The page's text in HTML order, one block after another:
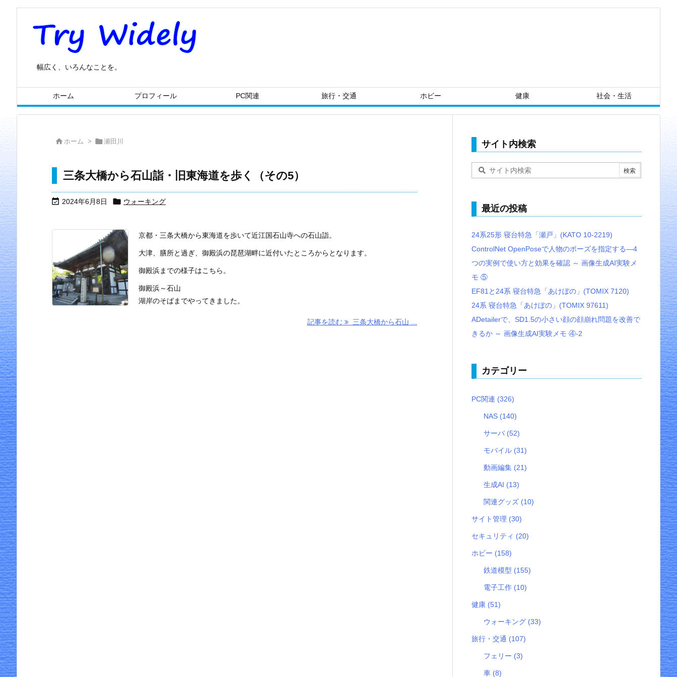
幅広く、いろんなことを。
ホーム プロフィール PC関連 旅行・交通 ホビー 健康 社会・生活
 ホーム > 瀬田川
三条大橋から石山詣・旧東海道を歩く（その5）
 2024年6月8日  ウォーキング
京都・三条大橋から東海道を歩いて近江国石山寺への石山詣。
大津、膳所と過ぎ、御殿浜の琵琶湖畔に近付いたところからとなります。
御殿浜までの様子はこちら。
御殿浜～石山
湖岸のそばまでやってきました。
記事を読む 三条大橋から石山 ...
サイト内検索
最近の投稿
24系25形 寝台特急「瀬戸」(KATO 10-2219)
ControlNet OpenPoseで人物のポーズを指定する―4
つの実例で使い方と効果を確認 ～ 画像生成AI実験メ
モ ⑤
EF81と24系 寝台特急「あけぼの」(TOMIX 7120)
24系 寝台特急「あけぼの」(TOMIX 97611)
ADetailerで、SD1.5の小さい顔の顔崩れ問題を改善で
きるか ～ 画像生成AI実験メモ ④-2
カテゴリー
PC関連 (326)
NAS (140)
サーバ (52)
モバイル (31)
動画編集 (21)
生成AI (13)
関連グッズ (10)
サイト管理 (30)
セキュリティ (20)
ホビー (158)
鉄道模型 (155)
電子工作 (10)
健康 (51)
ウォーキング (33)
旅行・交通 (107)
フェリー (3)
車 (8)